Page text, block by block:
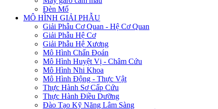
Đèn Mổ
MÔ HÌNH GIẢI PHẪU
Giải Phẫu Cơ Quan - Hệ Cơ Quan
Giải Phẫu Hệ Cơ
Giải Phẫu Hệ Xương
Mô Hình Chẩn Đoán
Mô Hình Huyệt Vị - Châm Cứu
Mô Hình Nhi Khoa
Mô Hình Động - Thực Vật
Thực Hành Sơ Cấp Cứu
Thực Hành Điều Dưỡng
Đào Tạo Kỹ Năng Lâm Sàng